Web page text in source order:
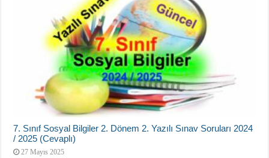
7. Sınıf Sosyal Bilgiler 2. Dönem 2. Yazılı Sınav Soruları 2024
/ 2025 (Cevaplı)
27 Mayıs 2025